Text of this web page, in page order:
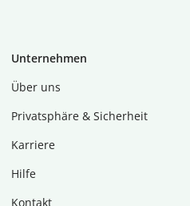
Unternehmen
Über uns
Privatsphäre & Sicherheit
Karriere
Hilfe
Kontakt